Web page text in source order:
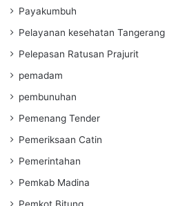
Payakumbuh
Pelayanan kesehatan Tangerang
Pelepasan Ratusan Prajurit
pemadam
pembunuhan
Pemenang Tender
Pemeriksaan Catin
Pemerintahan
Pemkab Madina
Pemkot Bitung